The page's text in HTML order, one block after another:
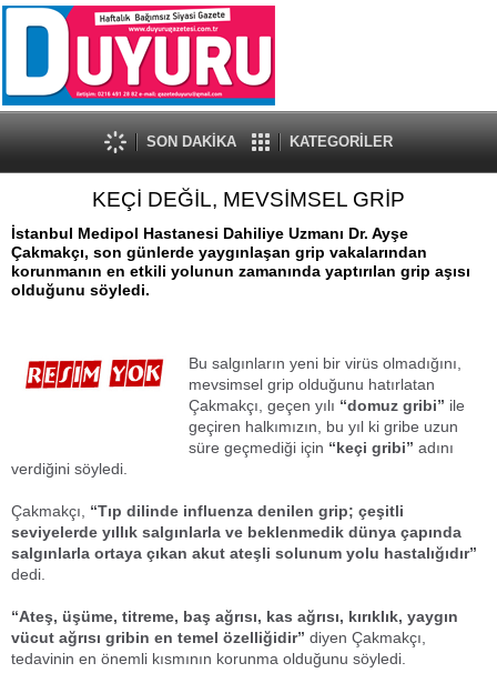
SON DAKİKA KATEGORİLER
KEÇİ DEĞİL, MEVSİMSEL GRİP
İstanbul Medipol Hastanesi Dahiliye Uzmanı Dr. Ayşe
Çakmakçı, son günlerde yaygınlaşan grip vakalarından
korunmanın en etkili yolunun zamanında yaptırılan grip aşısı
olduğunu söyledi.
Bu salgınların yeni bir virüs olmadığını,
mevsimsel grip olduğunu hatırlatan
Çakmakçı, geçen yılı “domuz gribi” ile
geçiren halkımızın, bu yıl ki gribe uzun
süre geçmediği için “keçi gribi” adını
verdiğini söyledi.
Çakmakçı, “Tıp dilinde influenza denilen grip; çeşitli
seviyelerde yıllık salgınlarla ve beklenmedik dünya çapında
salgınlarla ortaya çıkan akut ateşli solunum yolu hastalığıdır”
dedi.
“Ateş, üşüme, titreme, baş ağrısı, kas ağrısı, kırıklık, yaygın
vücut ağrısı gribin en temel özelliğidir” diyen Çakmakçı,
tedavinin en önemli kısmının korunma olduğunu söyledi.